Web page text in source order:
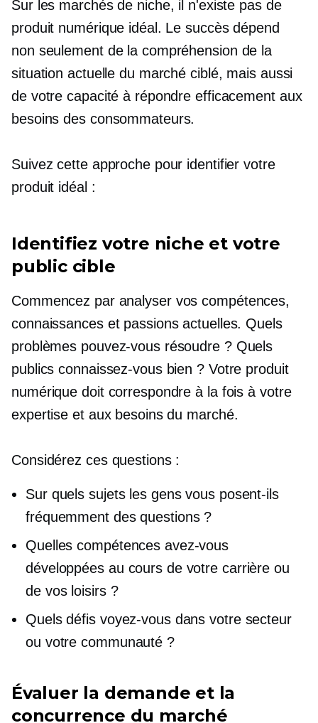
Sur les marchés de niche, il n'existe pas de
produit numérique idéal. Le succès dépend
non seulement de la compréhension de la
situation actuelle du marché ciblé, mais aussi
de votre capacité à répondre efficacement aux
besoins des consommateurs.
Suivez cette approche pour identifier votre
produit idéal :
Identifiez votre niche et votre
public cible
Commencez par analyser vos compétences,
connaissances et passions actuelles. Quels
problèmes pouvez-vous résoudre ? Quels
publics connaissez-vous bien ? Votre produit
numérique doit correspondre à la fois à votre
expertise et aux besoins du marché.
Considérez ces questions :
Sur quels sujets les gens vous posent-ils
fréquemment des questions ?
Quelles compétences avez-vous
développées au cours de votre carrière ou
de vos loisirs ?
Quels défis voyez-vous dans votre secteur
ou votre communauté ?
Évaluer la demande et la
concurrence du marché